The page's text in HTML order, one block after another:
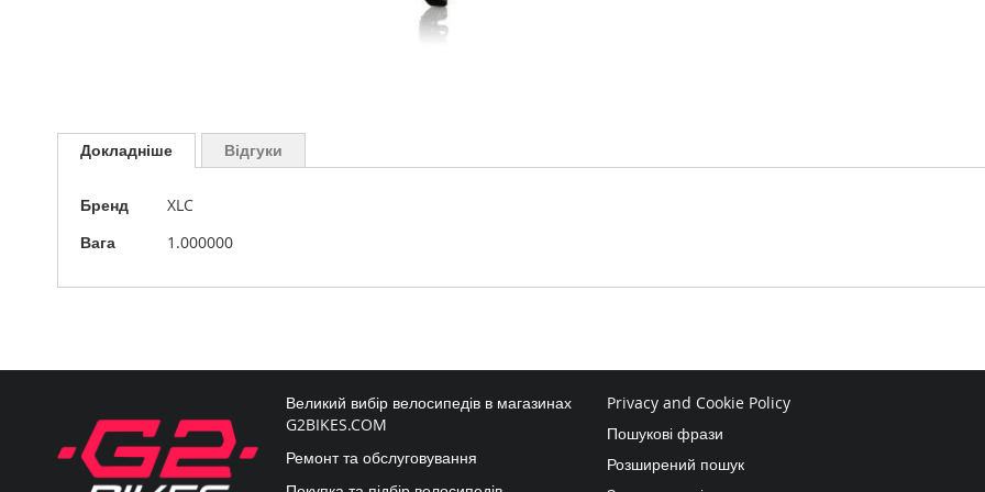
до
початку
зображень
Докладніше
Докладніше
Бренд
XLC
Вага
1.000000
Відгуки
Великий вибір велосипедів в магазинах
G2BIKES.COM
Ремонт та обслуговування
Privacy and Cookie Policy
Пошукові фрази
Розширений пошук